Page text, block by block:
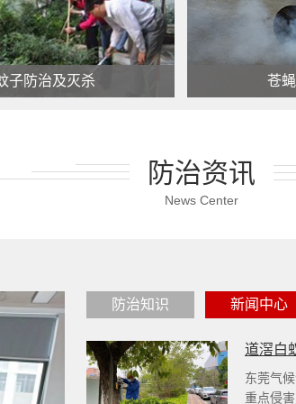
子防治及灭杀
查看更多 >
苍
防治资讯
News Center
防治知识 新闻中心
道滘白
东莞气
重点侵